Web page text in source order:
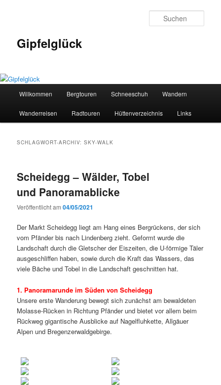
Gipfelglück
Willkommen Bergtouren Schneeschuh Wandern
Wanderreisen Radtouren Hüttenverzeichnis Links
SCHLAGWORT-ARCHIV:SKY-WALK
Scheidegg – Wälder, Tobel
und Panoramablicke
Veröffentlicht am04/05/2021
Der Markt Scheidegg liegt am Hang eines Bergrückens, der sich
vom Pfänder bis nach Lindenberg zieht. Geformt wurde die
Landschaft durch die Gletscher der Eiszeiten, die U-förmige Täler
ausgeschliffen haben, sowie durch die Kraft das Wassers, das
viele Bäche und Tobel in die Landschaft geschnitten hat.
1. Panoramarunde im Süden von Scheidegg
Unsere erste Wanderung bewegt sich zunächst am bewaldeten
Molasse-Rücken in Richtung Pfänder und bietet vor allem beim
Rückweg gigantische Ausblicke auf Nagelfluhkette, Allgäuer
Alpen und Bregenzerwaldgebirge.